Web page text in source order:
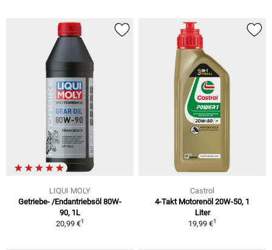
LIQUI MOLY
Getriebe- /Endantriebsöl 80W-
90, 1L
20,99 €1
Castrol
4-Takt Motorenöl 20W-50, 1
Liter
19,99 €1